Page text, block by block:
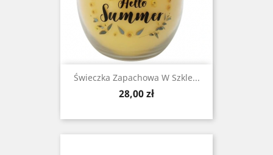
Świeczka Zapachowa W Szkle...
Cena
28,00 zł